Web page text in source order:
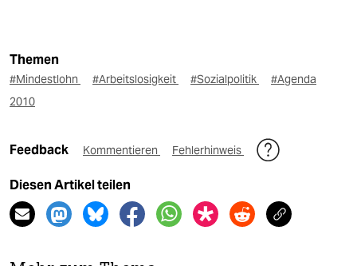
Themen
#Mindestlohn #Arbeitslosigkeit #Sozialpolitik
#Agenda
2010
Feedback Kommentieren Fehlerhinweis
Diesen Artikel teilen